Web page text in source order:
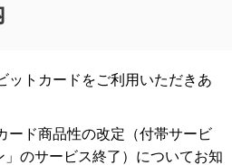
ットカードをご利用いただきあ
ード商品性の改定（付帯サービ
のサービス終了）についてお知